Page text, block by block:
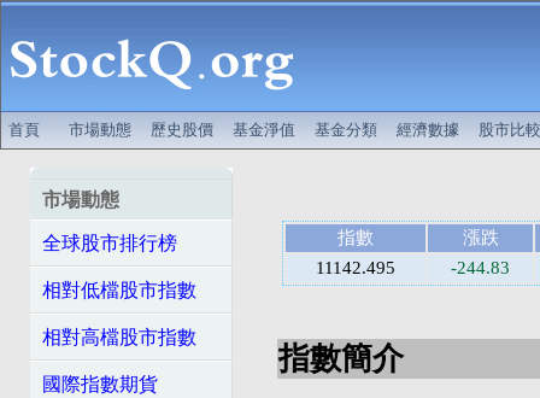
首頁 市場動態 歷史股價 基金淨值 基金分類 經濟數據 股市比較
市場動態
全球股市排行榜
相對低檔股市指數
相對高檔股市指數
國際指數期貨
指數
漲跌
11142.495
-244.83
指數簡介